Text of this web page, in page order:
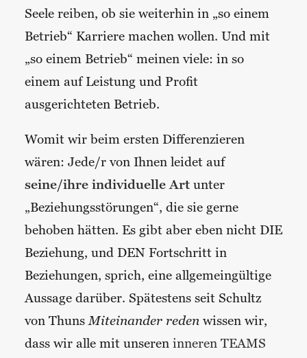
Seele reiben, ob sie weiterhin in „so einem
Betrieb“ Karriere machen wollen. Und mit
„so einem Betrieb“ meinen viele: in so
einem auf Leistung und Profit
ausgerichteten Betrieb.
Womit wir beim ersten Differenzieren
wären: Jede/r von Ihnen leidet auf
seine/ihre individuelle Art unter
„Beziehungsstörungen“, die sie gerne
behoben hätten. Es gibt aber eben nicht DIE
Beziehung, und DEN Fortschritt in
Beziehungen, sprich, eine allgemeingültige
Aussage darüber. Spätestens seit Schultz
von ThunsMiteinander reden wissen wir,
dass wir alle mit unseren inneren TEAMS